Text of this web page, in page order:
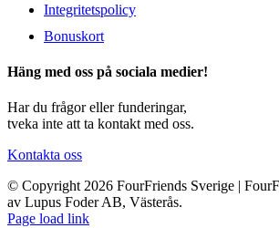
Integritetspolicy
Bonuskort
Häng med oss på sociala medier!
Har du frågor eller funderingar,
tveka inte att ta kontakt med oss.
Kontakta oss
© Copyright 2026 FourFriends Sverige |
av Lupus Foder AB, Västerås.
Page load link